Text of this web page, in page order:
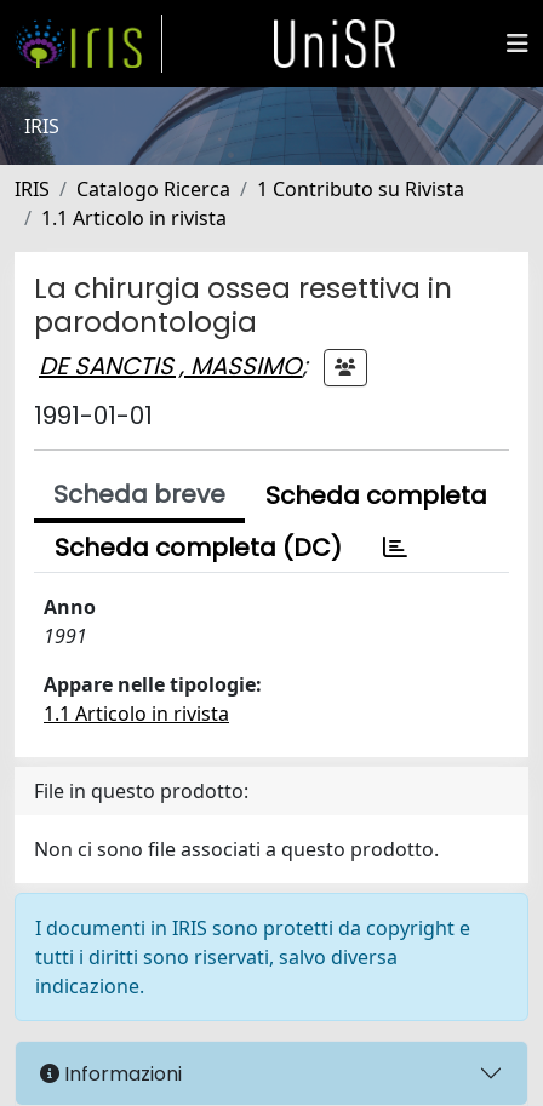
IRIS
IRIS Catalogo Ricerca
1 Contributo su Rivista
1.1 Articolo in rivista
La chirurgia ossea resettiva in
parodontologia
DE SANCTIS , MASSIMO;
1991-01-01
Scheda breve
Scheda completa
Scheda completa (DC)
Anno
1991
Appare nelle tipologie:
1.1 Articolo in rivista
File in questo prodotto:
Non ci sono file associati a questo prodotto.
I documenti in IRIS sono protetti da copyright e
tutti i diritti sono riservati, salvo diversa
indicazione.
Informazioni